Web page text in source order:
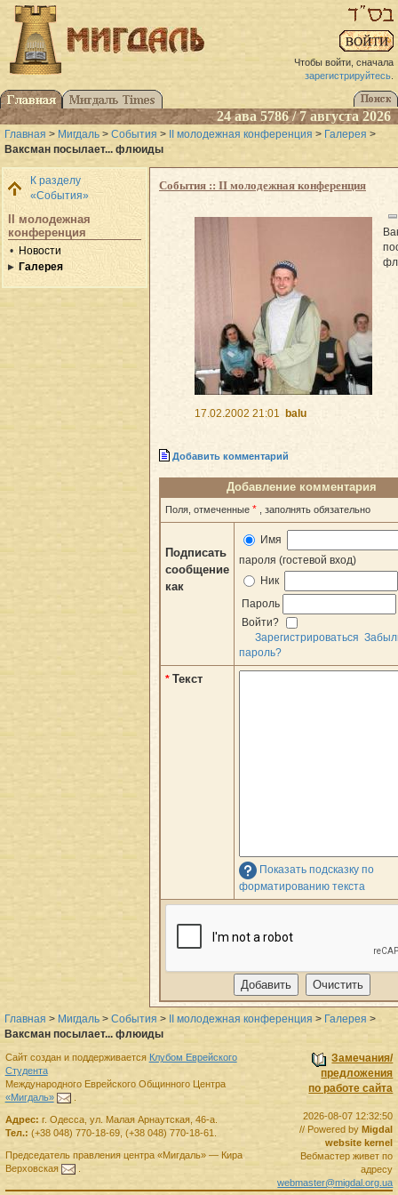
Чтобы войти, сначала
зарегистрируйтесь.
24 ава 5786 / 7 августа 2026
Главная > Мигдаль > События > II молодежная конференция > Галерея >
Ваксман посылает... флюиды
К разделу
«События»
II молодежная
конференция
Новости
Галерея
События :: II молодежная конференция
17.02.2002 21:01 balu
Добавить комментарий
Добавление комментария
Поля, отмеченные * , заполнять обязательно
Подписать
сообщение
как
Имя
пароля (гостевой вход)
Ник
Пароль
Войти?
Зарегистрироваться
пароль?
* Текст
Показать подсказку по
форматированию текста
Главная > Мигдаль > События > II молодежная конференция > Галерея >
Ваксман посылает... флюиды
Замечания/
предложения
по работе сайта
2026-08-07 12:32:50
// Powered byMigdal
website kernel
Вебмастер живет по
адресу
webmaster@migdal.org.ua
Сайт создан и поддерживается Клубом Еврейского
Студента
Международного Еврейского Общинного Центра
«Мигдаль»
.
Адрес: г. Одесса, ул. Малая Арнаутская, 46-а.
Тел.: (+38 048) 770-18-69, (+38 048) 770-18-61
Председатель правленияцентра «Мигдаль»— Кира
Верховская
.